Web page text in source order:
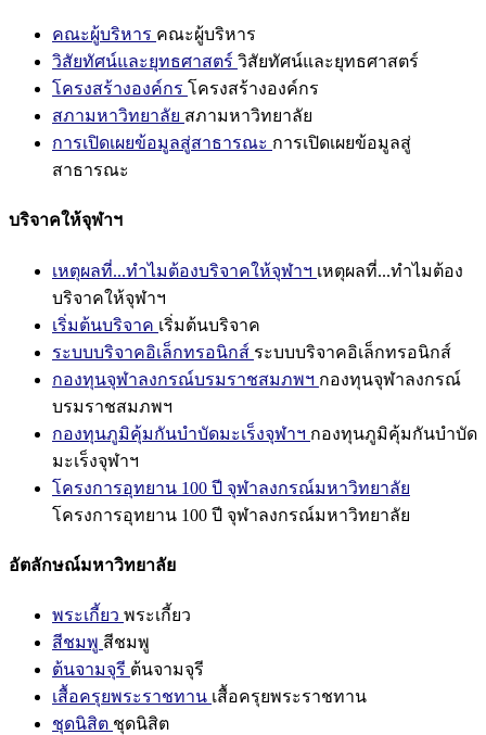
คณะผู้บริหาร คณะผู้บริหาร
วิสัยทัศน์และยุทธศาสตร์ วิสัยทัศน์และยุทธศาสตร์
โครงสร้างองค์กร โครงสร้างองค์กร
สภามหาวิทยาลัย สภามหาวิทยาลัย
การเปิดเผยข้อมูลสู่สาธารณะ การเปิดเผยข้อมูลสู่
สาธารณะ
บริจาคให้จุฬาฯ
เหตุผลที่...ทำไมต้องบริจาคให้จุฬาฯ เหตุผลที่...ทำไมต้อง
บริจาคให้จุฬาฯ
เริ่มต้นบริจาค เริ่มต้นบริจาค
ระบบบริจาคอิเล็กทรอนิกส์ ระบบบริจาคอิเล็กทรอนิกส์
กองทุนจุฬาลงกรณ์บรมราชสมภพฯ กองทุนจุฬาลงกรณ์
บรมราชสมภพฯ
กองทุนภูมิคุ้มกันบำบัดมะเร็งจุฬาฯ กองทุนภูมิคุ้มกันบำบัด
มะเร็งจุฬาฯ
โครงการอุทยาน 100 ปี จุฬาลงกรณ์มหาวิทยาลัย
โครงการอุทยาน 100 ปี จุฬาลงกรณ์มหาวิทยาลัย
อัตลักษณ์มหาวิทยาลัย
พระเกี้ยว พระเกี้ยว
สีชมพู สีชมพู
ต้นจามจุรี ต้นจามจุรี
เสื้อครุยพระราชทาน เสื้อครุยพระราชทาน
ชุดนิสิต ชุดนิสิต